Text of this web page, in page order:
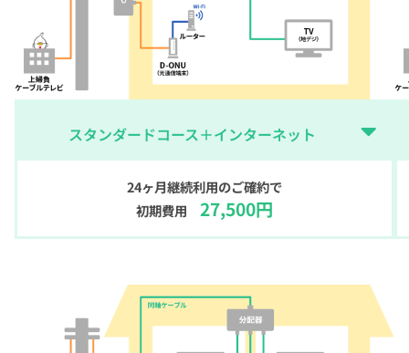
スタンダードコース＋インターネット
24ヶ月継続利用のご確約で
初期費用 27,500円